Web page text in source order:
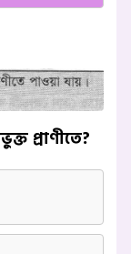
প্রাণীতে?